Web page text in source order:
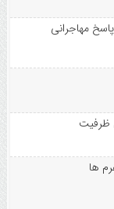
مهاجرانی
ظرفیت
ها